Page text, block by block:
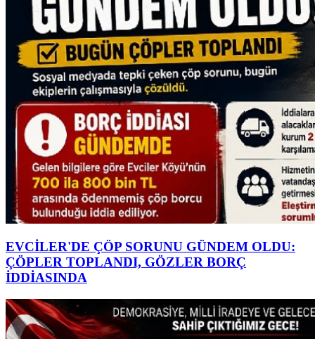
EVCİLER'DE ÇÖP SORUNU GÜNDEM OLDU:
ÇÖPLER TOPLANDI, GÖZLER BORÇ
İDDİASINDA